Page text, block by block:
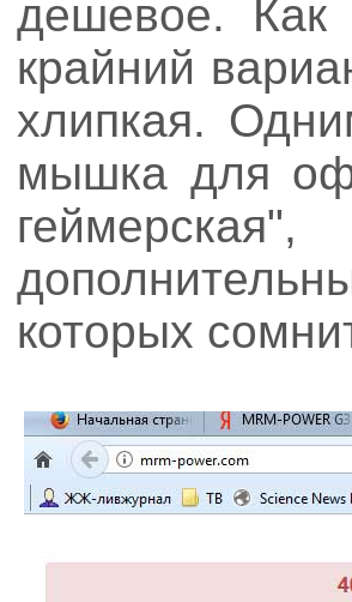
дешевое.
крайний
хлипкая.
мышка для
которых